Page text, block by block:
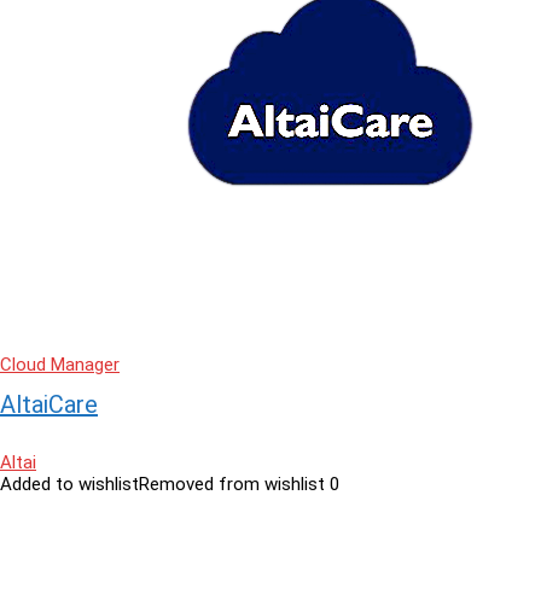
Cloud Manager
AltaiCare
Altai
Added to wishlistRemoved from wishlist 0